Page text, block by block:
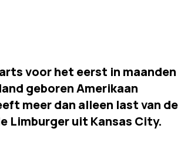
voor het eerst in maanden
geboren Amerikaan
meer dan alleen last van de
Limburger uit Kansas City.